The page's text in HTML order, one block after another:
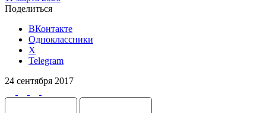
Поделиться
ВКонтакте
Одноклассники
X
Telegram
24 сентября 2017